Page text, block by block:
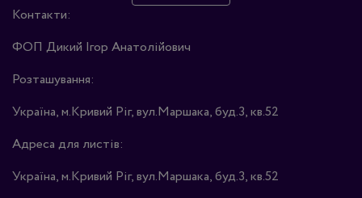
Контакти:
ФОП Дикий Ігор Анатолійович
Розташування:
Україна, м.Кривий Ріг, вул.Маршака, буд.3, кв.52
Адреса для листів:
Україна, м.Кривий Ріг, вул.Маршака, буд.3, кв.52